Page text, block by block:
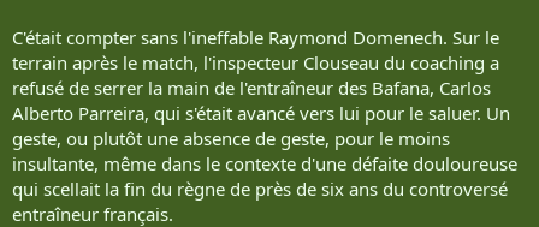
C'était compter sans l'ineffable Raymond Domenech. Sur le
terrain après le match, l'inspecteur Clouseau du coaching a
refusé de serrer la main de l'entraîneur des Bafana, Carlos
Alberto Parreira, qui s'était avancé vers lui pour le saluer. Un
geste, ou plutôt une absence de geste, pour le moins
insultante, même dans le contexte d'une défaite douloureuse
qui scellait la fin du règne de près de six ans du controversé
entraîneur français.